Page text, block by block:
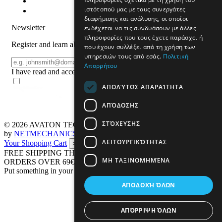
Newsletter
Register and learn about products and offers
Email
I have read and accept the terms of use
© 2026 AVATON TECH All rights reserved Designed & developed
by NETMECHANICS
Your Shopping Cart
×
FREE SHIPPING THROUGHOUT GREECE UP TO 4 KG FOR
ORDERS OVER 69€
Put something in your cart
ιστότοπού μας με τους συνεργάτες
διαφήμισης και ανάλυσης, οι οποίοι
ενδέχεται να τις συνδυάσουν με άλλες
πληροφορίες που τους έχετε παράσχει ή
που έχουν συλλέξει από τη χρήση των
υπηρεσιών τους από εσάς. Πολιτική
Απορρήτου
ΑΠΟΛΎΤΩΣ ΑΠΑΡΑΊΤΗΤΑ
ΑΠΌΔΟΣΗΣ
ΣΤΌΧΕΥΣΗΣ
ΛΕΙΤΟΥΡΓΙΚΌΤΗΤΑΣ
ΜΗ ΤΑΞΙΝΟΜΗΜΈΝΑ
ΑΠΟΔΟΧΉ ΌΛΩΝ
ΑΠΌΡΡΙΨΗ ΌΛΩΝ